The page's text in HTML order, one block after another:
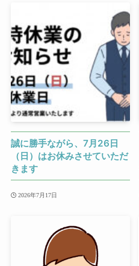
誠に勝手ながら、7月26日
（日）はお休みさせていただ
きます
2026年7月17日